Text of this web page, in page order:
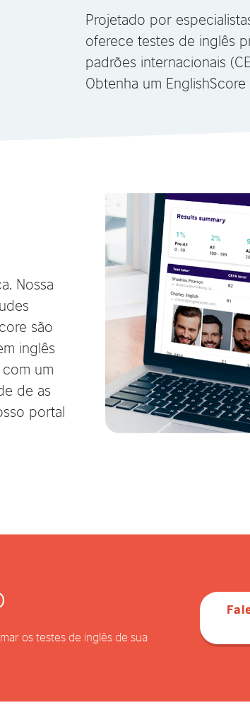
Projetado por
oferece testes de inglês
padrões internacionais
Obtenha um
Nossa
são
inglês
um
de as
portal
os testes de inglês de sua